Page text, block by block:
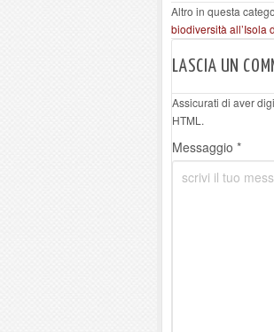
Altro in questa
biodiversità all’Isola
LASCIA UN
Assicurati di aver
HTML.
Messaggio *